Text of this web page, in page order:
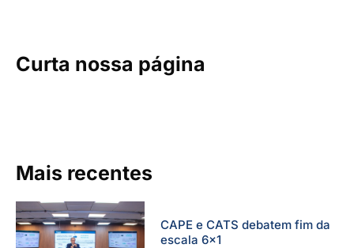
Curta nossa página
Mais recentes
CAPE e CATS debatem fim da
escala 6×1